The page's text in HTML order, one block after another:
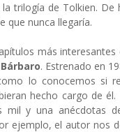
trilogía de Tolkien.
que nunca llegaría.
más
. Estrenado en
lo conocemos si
hecho cargo de
mil y una anécdotas
ejemplo, el autor nos